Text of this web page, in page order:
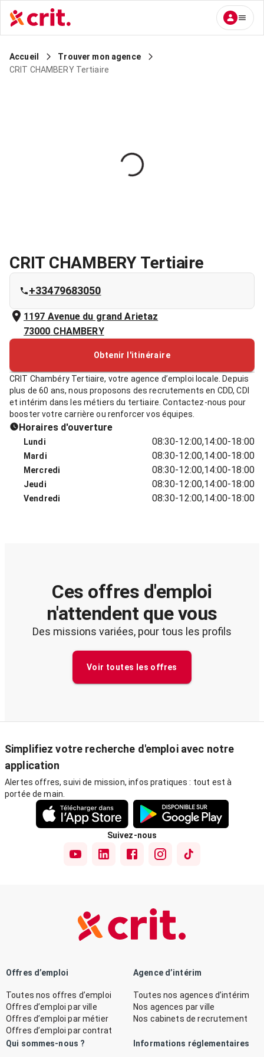
Accueil
Trouver mon agence
CRIT CHAMBERY Tertiaire
CRIT CHAMBERY Tertiaire
+33479683050
1197 Avenue du grand Arietaz
73000 CHAMBERY
Obtenir l'itinéraire
CRIT Chambéry Tertiaire, votre agence d’emploi locale. Depuis
plus de 60 ans, nous proposons des recrutements en CDD, CDI
et intérim dans les métiers du tertiaire. Contactez-nous pour
booster votre carrière ou renforcer vos équipes.
Horaires d'ouverture
Lundi 08:30-12:00,14:00-18:00
Mardi 08:30-12:00,14:00-18:00
Mercredi 08:30-12:00,14:00-18:00
Jeudi 08:30-12:00,14:00-18:00
Vendredi 08:30-12:00,14:00-18:00
Ces offres d'emploi
n'attendent que vous
Des missions variées, pour tous les profils
Voir toutes les offres
Simplifiez votre recherche d'emploi avec notre
application
Alertes offres, suivi de mission, infos pratiques : tout est à
portée de main.
Suivez-nous
Offres d’emploi
Toutes nos offres d’emploi
Offres d’emploi par ville
Offres d’emploi par métier
Offres d’emploi par contrat
Agence d’intérim
Toutes nos agences d’intérim
Nos agences par ville
Nos cabinets de recrutement
Qui sommes-nous ? Informations réglementaires